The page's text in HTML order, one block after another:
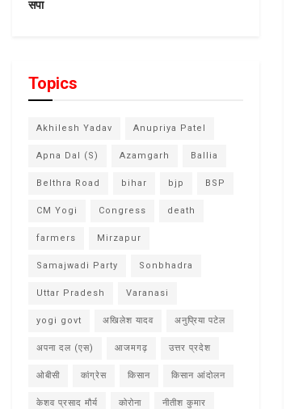
सपा
Topics
Akhilesh Yadav Anupriya Patel
Apna Dal (S) Azamgarh Ballia
Belthra Road bihar bjp BSP
CM Yogi Congress death
farmers Mirzapur
Samajwadi Party Sonbhadra
Uttar Pradesh Varanasi
yogi govt अखिलेश यादव अनुप्रिया पटेल
अपना दल (एस) आजमगढ़ उत्तर प्रदेश
ओबीसी कांग्रेस किसान किसान आंदोलन
केशव प्रसाद मौर्य कोरोना नीतीश कुमार